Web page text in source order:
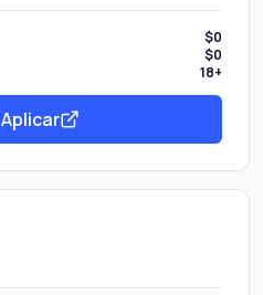
$0
$0
18+
Aplicar